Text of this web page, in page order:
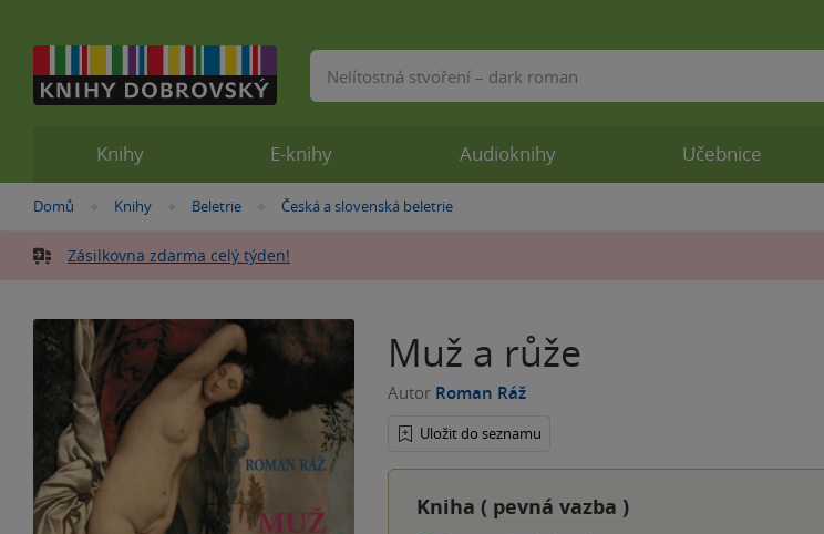
Nacházíte
zde:
Domů »
Knihy »
Beletrie »
Česká a slovenská beletrie
Zásilkovna zdarma celý týden!
Muž a růže
Autor Roman Ráž
Uložit do seznamu
Kniha ( pevná vazba )
Knihy E-knihy Audioknihy Učebnice
Vyhledávání